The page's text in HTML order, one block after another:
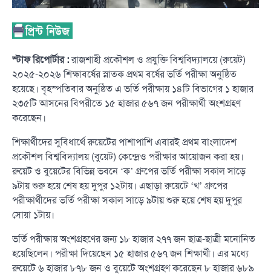
স্টাফ রিপোর্টার :রাজশাহী প্রকৌশল ও প্রযুক্তি বিশ্ববিদ্যালয়ে (রুয়েট)
২০২৫-২০২৬ শিক্ষাবর্ষের স্নাতক প্রথম বর্ষের ভর্তি পরীক্ষা অনুষ্ঠিত
হয়েছে। বৃহস্পতিবার অনুষ্ঠিত এ ভর্তি পরীক্ষায় ১৪টি বিভাগের ১ হাজার
২৩৫টি আসনের বিপরীতে ১৫ হাজার ৫৬৭ জন পরীক্ষার্থী অংশগ্রহণ
করেছেন।
শিক্ষার্থীদের সুবিধার্থে রুয়েটের পাশাপাশি এবারই প্রথম বাংলাদেশ
প্রকৌশল বিশ্ববিদ্যালয় (বুয়েট) কেন্দ্রেও পরীক্ষার আয়োজন করা হয়।
রুয়েট ও বুয়েটের বিভিন্ন ভবনে ‘ক’ গ্রুপের ভর্তি পরীক্ষা সকাল সাড়ে
৯টায় শুরু হয়ে শেষ হয় দুপুর ১২টায়। এছাড়া রুয়েটে ‘খ’ গ্রুপের
পরীক্ষার্থীদের ভর্তি পরীক্ষা সকাল সাড়ে ৯টায় শুরু হয়ে শেষ হয় দুপুর
সোয়া ১টায়।
ভর্তি পরীক্ষায় অংশগ্রহণের জন্য ১৮ হাজার ২৭৭ জন ছাত্র-ছাত্রী মনোনিত
হয়েছিলেন। পরীক্ষা দিয়েছেন ১৫ হাজার ৫৬৭ জন শিক্ষার্থী। এর মধ্যে
রুয়েটে ৬ হাজার ৮৭৮ জন ও বুয়েটে অংশগ্রহণ করেছেন ৮ হাজার ৬৮৯